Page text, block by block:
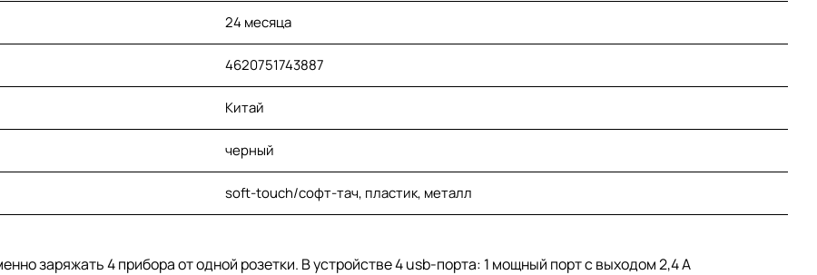
24 месяца
4620751743887
Китай
черный
soft-touch/софт-тач, пластик, металл
заряжать 4 прибора от одной розетки. В устройстве 4 usb-порта: 1 мощный порт с выходом 2,4 А